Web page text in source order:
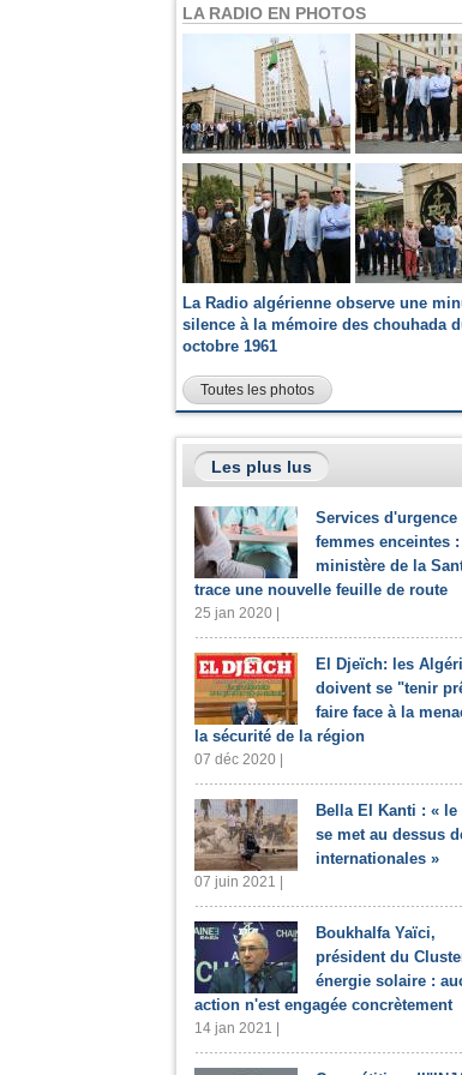
LA RADIO EN PHOTOS
La Radio algérienne observe une
silence à la mémoire des chouhada
octobre 1961
Toutes les photos
Les plus lus
Services d'urgence
femmes enceintes
ministère de la
trace une nouvelle feuille de route
25 jan 2020 |
El Djeïch: les
doivent se "tenir
faire face à la
la sécurité de la région
07 déc 2020 |
Bella El Kanti : « le
se met au dessus
internationales »
07 juin 2021 |
Boukhalfa Yaïci,
président du
énergie solaire :
action n'est engagée concrètement
14 jan 2021 |